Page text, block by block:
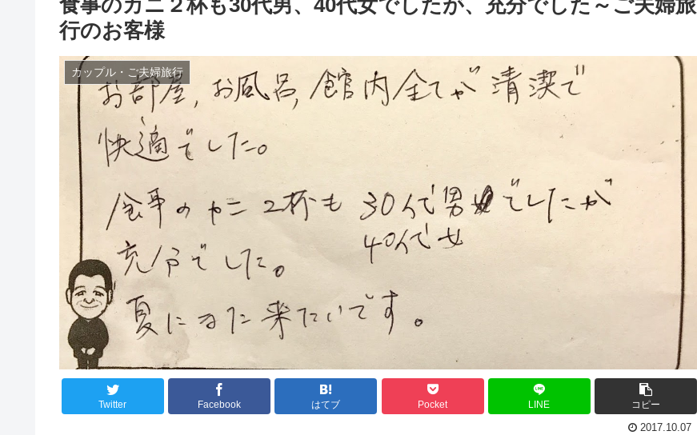
行のお客様
カップル・ご夫婦旅行
Twitter Facebook はてブ Pocket LINE コピー
2017.10.07